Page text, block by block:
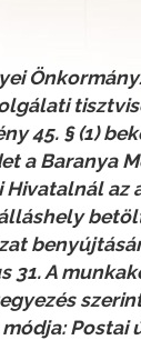
45. § (1)
a Baranya
Hivatalnál az
31. A
Postai